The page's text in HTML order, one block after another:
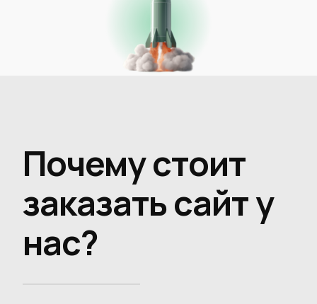
Почему стоит
заказать сайт у
нас?